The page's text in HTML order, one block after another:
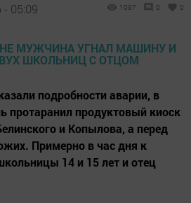
- 05:09 1097 0 0
подробности аварии, в
протаранил продуктовый киоск
и Копылова, а перед
Примерно в час дня к
14 и 15 лет и отец